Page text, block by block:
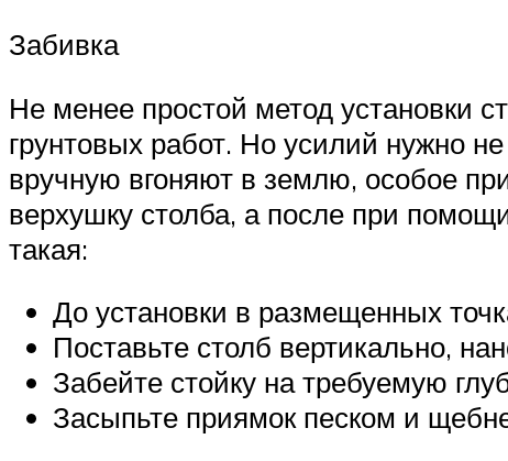
Забивка
Не менее простой метод установки
грунтовых работ. Но усилий нужно
вручную вгоняют в землю, особое
верхушку столба, а после при
такая:
До установки в размещенных
Поставьте столб вертикально,
Забейте стойку на требуемую
Засыпьте приямок песком и